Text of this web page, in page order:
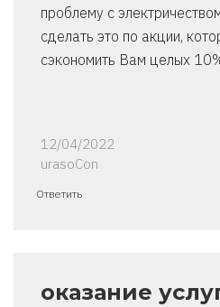
проблему с
сделать это по акции,
сэкономить Вам целых
12/04/2022
urasoCon
Ответить
оказание